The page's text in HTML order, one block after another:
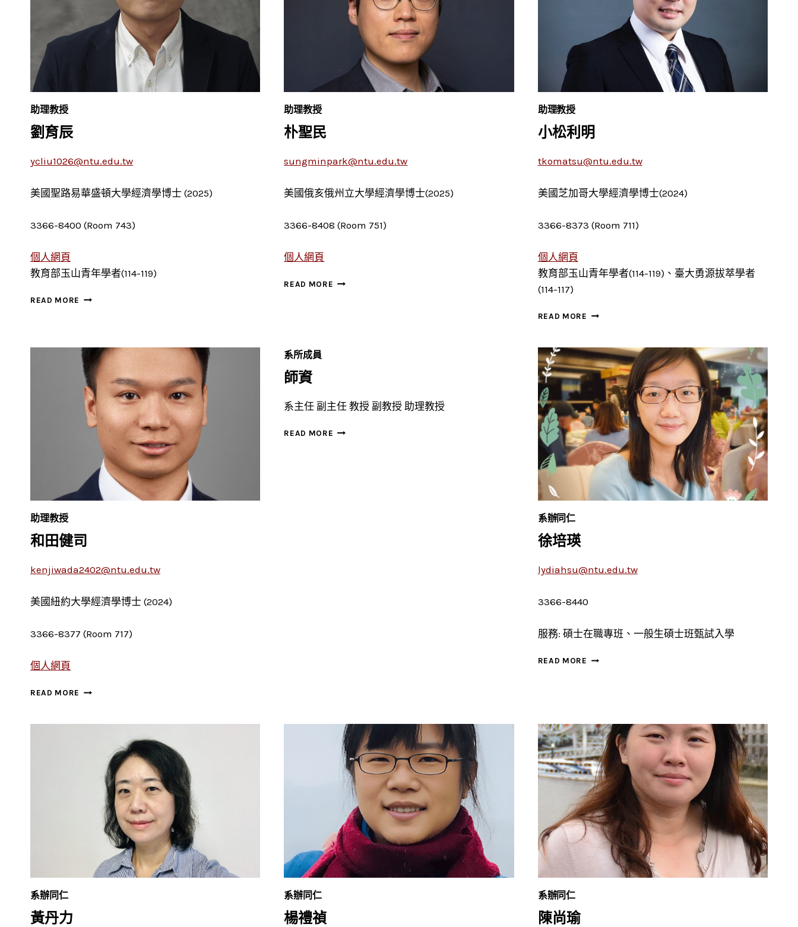
助理教授
劉育辰
ycliu1026@ntu.edu.tw
美國聖路易華盛頓大學經濟學博士 (2025)
3366-8400 (Room 743)
個人網頁
教育部玉山青年學者(114-119)
READ MORE 劉
助理教授
朴聖民
sungminpark@ntu.edu.tw
美國俄亥俄州立大學經濟學博士(2025)
3366-8408 (Room 751)
個人網頁
READ MORE 朴
助理教授
小松利明
tkomatsu@ntu.edu.tw
美國芝加哥大學經濟學博士(2024)
3366-8373 (Room 711)
個人網頁
教育部玉山青年學者(114-119)、臺大勇源拔萃學者
(114-117)
READ MORE 小
明
助理教授
和田健司
kenjiwada2402@ntu.edu.tw
美國紐約大學經濟學博士 (2024)
3366-8377 (Room 717)
個人網頁
READ MORE 和
系所成員
師資
系主任 副主任 教授 副教授 助理教授
READ MORE 師
系辦同仁
徐培瑛
lydiahsu@ntu.edu.tw
3366-8440
服務: 碩士在職專班、一般生碩士班甄試入學
READ MORE 徐
系辦同仁
黃丹力
系辦同仁
楊禮禎
系辦同仁
陳尚瑜